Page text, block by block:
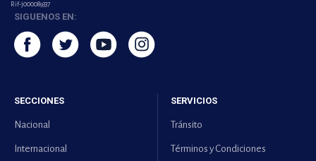
Rif-j000089337
SIGUENOS EN:
SECCIONES
Nacional
Internacional
SERVICIOS
Tránsito
Términos y Condiciones